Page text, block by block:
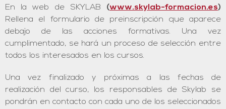
En la web de SKYLAB (www.skylab-formacion.es)
Rellena el formulario de preinscripción que aparece
debajo de las acciones formativas. Una vez
cumplimentado, se hará un proceso de selección entre
todos los interesados en los cursos.
Una vez finalizado y próximas a las fechas de
realización del curso, los responsables de Skylab se
pondrán en contacto con cada uno de los seleccionados